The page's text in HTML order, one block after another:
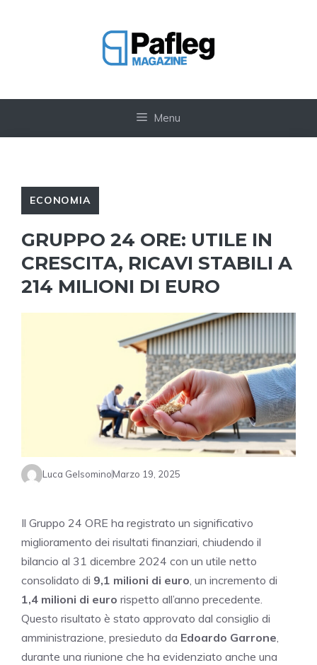
Menu
ECONOMIA
GRUPPO 24 ORE: UTILE IN
CRESCITA, RICAVI STABILI A
214 MILIONI DI EURO
Luca GelsominoMarzo 19, 2025
Il Gruppo 24 ORE ha registrato un significativo
miglioramento dei risultati finanziari, chiudendo il
bilancio al 31 dicembre 2024 con un utile netto
consolidato di 9,1 milioni di euro , un incremento di
1,4 milioni di euro rispetto all’anno precedente.
Questo risultato è stato approvato dal consiglio di
amministrazione, presieduto da Edoardo Garrone
durante una riunione che ha evidenziato anche una